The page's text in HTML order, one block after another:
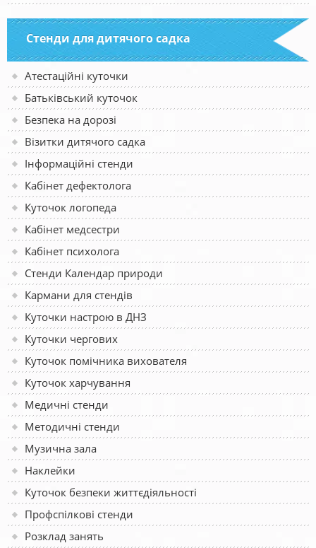
Стенди для дитячого садка
Атестаційні куточки
Батьківський куточок
Безпека на дорозі
Візитки дитячого садка
Інформаційні стенди
Кабінет дефектолога
Куточок логопеда
Кабінет медсестри
Кабінет психолога
Стенди Календар природи
Кармани для стендів
Куточки настрою в ДНЗ
Куточки чергових
Куточок помічника вихователя
Куточок харчування
Медичні стенди
Методичні стенди
Музична зала
Наклейки
Куточок безпеки життєдіяльності
Профспілкові стенди
Розклад занять